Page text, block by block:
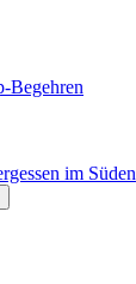
Begehren
im Süden